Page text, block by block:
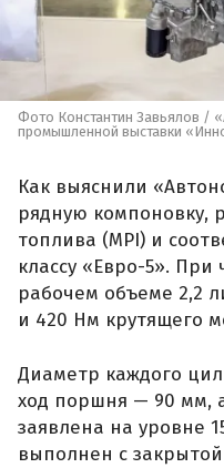
Фото Константин Завьялов /
промышленной выставки
Как выяснили
рядную компоновку,
топлива (MPI) и
классу «Евро-5».
рабочем объеме 2,2
и 420 Нм крутящего
Диаметр каждого
ход поршня — 90 мм,
заявлена на уровне
выполнен с